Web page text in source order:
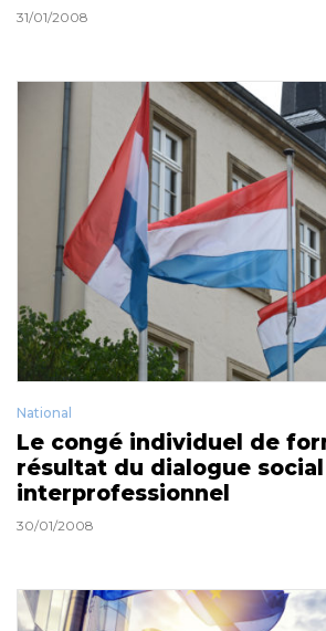
31/01/2008
National
Le congé individuel de
résultat du dialogue social
interprofessionnel
30/01/2008